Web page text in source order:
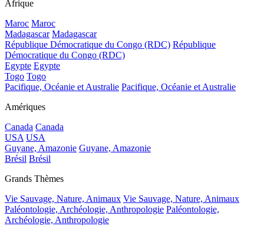
Afrique
Maroc Maroc
Madagascar Madagascar
République Démocratique du Congo (RDC) République
Démocratique du Congo (RDC)
Egypte Egypte
Togo Togo
Pacifique, Océanie et Australie Pacifique, Océanie et Australie
Amériques
Canada Canada
USA USA
Guyane, Amazonie Guyane, Amazonie
Brésil Brésil
Grands Thèmes
Vie Sauvage, Nature, Animaux Vie Sauvage, Nature, Animaux
Paléontologie, Archéologie, Anthropologie Paléontologie,
Archéologie, Anthropologie